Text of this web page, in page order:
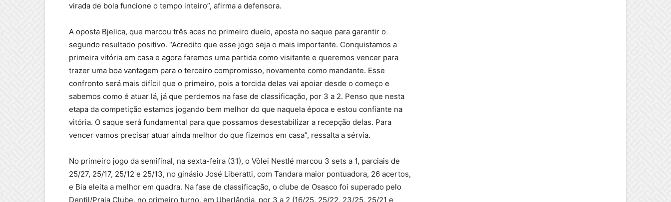
virada de bola funcione o tempo inteiro”, afirma a defensora.
A oposta Bjelica, que marcou três aces no primeiro duelo, aposta no saque para garantir o
segundo resultado positivo. “Acredito que esse jogo seja o mais importante. Conquistamos a
primeira vitória em casa e agora faremos uma partida como visitante e queremos vencer para
trazer uma boa vantagem para o terceiro compromisso, novamente como mandante. Esse
confronto será mais difícil que o primeiro, pois a torcida delas vai apoiar desde o começo e
sabemos como é atuar lá, já que perdemos na fase de classificação, por 3 a 2. Penso que nesta
etapa da competição estamos jogando bem melhor do que naquela época e estou confiante na
vitória. O saque será fundamental para que possamos desestabilizar a recepção delas. Para
vencer vamos precisar atuar ainda melhor do que fizemos em casa”, ressalta a sérvia.
No primeiro jogo da semifinal, na sexta-feira (31), o Vôlei Nestlé marcou 3 sets a 1, parciais de
25/27, 25/17, 25/12 e 25/13, no ginásio José Liberatti, com Tandara maior pontuadora, 26 acertos,
e Bia eleita a melhor em quadra. Na fase de classificação, o clube de Osasco foi superado pelo
Dentil/Praia Clube, no primeiro turno, em Uberlândia, por 3 a 2 (16/25, 25/22, 23/25, 25/21 e